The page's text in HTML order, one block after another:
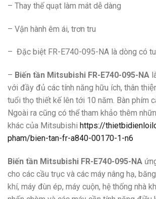
– Thay thế quạt làm mát dễ dàng
– Vận hành êm ái, trơn tru
– Đặc biệt FR-E740-095-NA là dòng có
– Biến tần Mitsubishi FR-E740-095-NA
với đầy đủ các tính năng hữu ích, thân
tuổi thọ thiết kế lên tới 10 năm. Bàn phím
Ngoài ra cũng có thể tham khảo thêm
khác của Mitsubishi https://
pham/bien-tan-fr-a840-00170-1-n6
Biến tần Mitsubishi FR-E740-095-NA
cho các cầu trục và các máy nâng hạ,
khí, máy đùn ép, máy cuộn, hệ thống nhà